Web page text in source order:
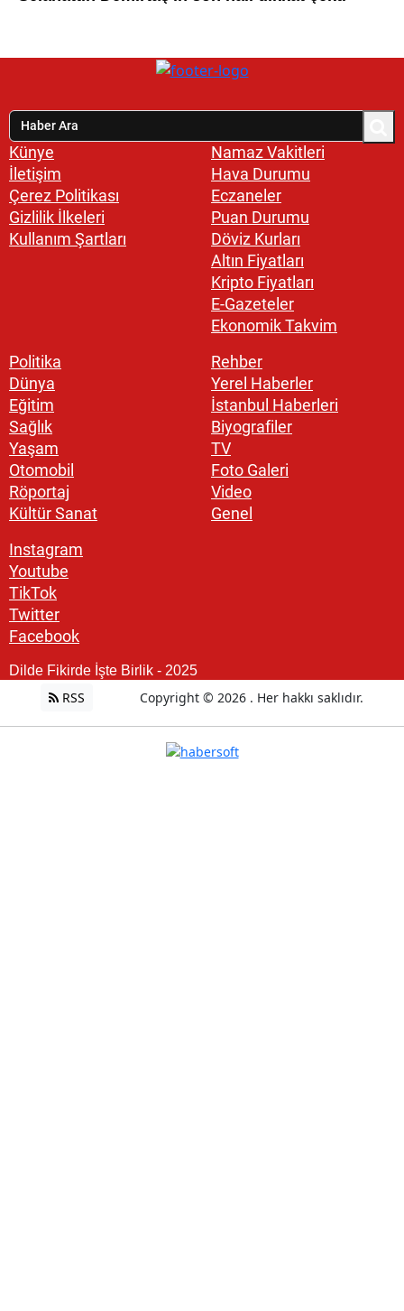
Künye
İletişim
Çerez Politikası
Gizlilik İlkeleri
Kullanım Şartları
Namaz Vakitleri
Hava Durumu
Eczaneler
Puan Durumu
Döviz Kurları
Altın Fiyatları
Kripto Fiyatları
E-Gazeteler
Ekonomik Takvim
Politika
Dünya
Eğitim
Sağlık
Yaşam
Otomobil
Röportaj
Kültür Sanat
Rehber
Yerel Haberler
İstanbul Haberleri
Biyografiler
TV
Foto Galeri
Video
Genel
Instagram
Youtube
TikTok
Twitter
Facebook
Dilde Fikirde İşte Birlik - 2025
RSS Copyright © 2026 . Her hakkı saklıdır.